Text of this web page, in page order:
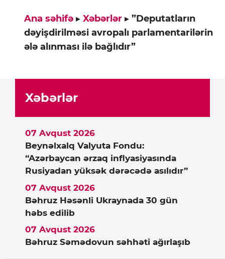
Ana səhifə ▸ Xəbərlər ▸ ”Deputatların
dəyişdirilməsi avropalı parlamentarilərin
ələ alınması ilə bağlıdır”
Xəbərlər
Beynəlxalq Valyuta Fondu:
“Azərbaycan ərzaq inflyasiyasında
Rusiyadan yüksək dərəcədə asılıdır”
07 Avqust 2026
Bəhruz Həsənli Ukraynada 30 gün
həbs edilib
07 Avqust 2026
Bəhruz Səmədovun səhhəti ağırlaşıb
07 Avqust 2026